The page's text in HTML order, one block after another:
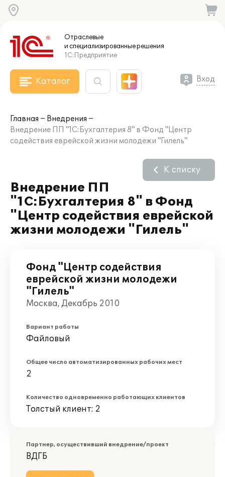
Отраслевые
и специализированныерешения
1С:Предприятие
Каталог Вход
Главная
Внедрения
Внедрение ПП "1С:Бухгалтерия 8" в Фонд "Центр
содействия еврейской жизни молодежи "Гилель"
Внедрение ПП
"1С:Бухгалтерия 8" в Фонд
"Центр содействия еврейской
жизни молодежи "Гилель"
К списку
Фонд "Центр содействия
еврейской жизни молодежи
"Гилель"
Москва, Декабрь 2010
Вариант работы
Файловый
Общее число автоматизированных рабочих мест
2
Количество одновременно работающих клиентов
Толстый клиент: 2
Партнер, осуществивший внедрение/проект
ВДГБ